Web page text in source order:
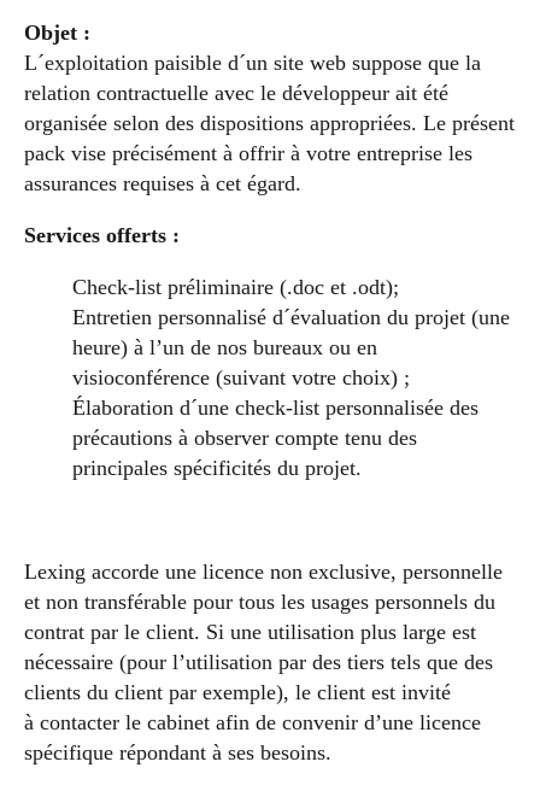
Objet :
L´exploitation paisible d´un site web suppose que la
relation contractuelle avec le développeur ait été
organisée selon des dispositions appropriées. Le présent
pack vise précisément à offrir à votre entreprise les
assurances requises à cet égard.
Services offerts :
Check-list préliminaire (.doc et .odt);
Entretien personnalisé d´évaluation du projet (une
heure) à l’un de nos bureaux ou en
visioconférence (suivant votre choix) ;
Élaboration d´une check-list personnalisée des
précautions à observer compte tenu des
principales spécificités du projet.
Lexing accorde une licence non exclusive, personnelle
et non transférable pour tous les usages personnels du
contrat par le client. Si une utilisation plus large est
nécessaire (pour l’utilisation par des tiers tels que des
clients du client par exemple), le client est invité
à contacter le cabinet afin de convenir d’une licence
spécifique répondant à ses besoins.